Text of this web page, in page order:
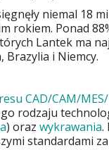
niemal 18
rokiem. Ponad
Lantek ma
Brazylia i Niemcy.
CAD/CAM/
rodzaju
) oraz wykrawania.
standardami